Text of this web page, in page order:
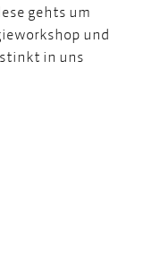
gehts um
und
in uns